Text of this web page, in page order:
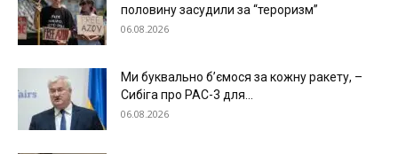
половину засудили за “тероризм”
06.08.2026
Ми буквально б’ємося за кожну ракету, –
Сибіга про PAC-3 для...
06.08.2026